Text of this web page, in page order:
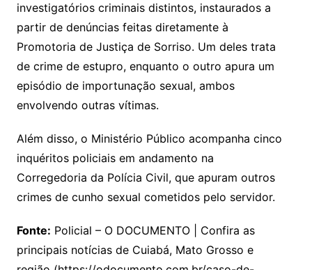
investigatórios criminais distintos, instaurados a
partir de denúncias feitas diretamente à
Promotoria de Justiça de Sorriso. Um deles trata
de crime de estupro, enquanto o outro apura um
episódio de importunação sexual, ambos
envolvendo outras vítimas.
Além disso, o Ministério Público acompanha cinco
inquéritos policiais em andamento na
Corregedoria da Polícia Civil, que apuram outros
crimes de cunho sexual cometidos pelo servidor.
Fonte: Policial – O DOCUMENTO | Confira as
principais notícias de Cuiabá, Mato Grosso e